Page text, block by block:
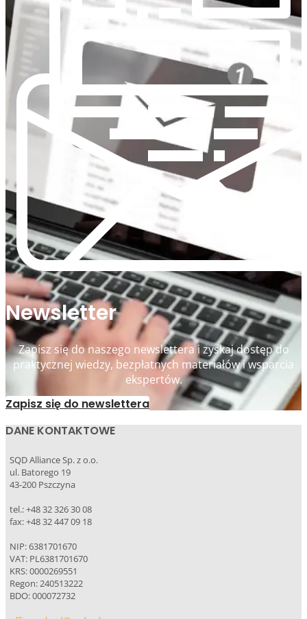
Newsletter
Zapisz się do naszego newslettera i zyskaj dostęp do
praktycznej wiedzy, bezpłatnych materiałów i wsparcia
ekspertów.
Zapisz się do newslettera
DANE KONTAKTOWE
SQD Alliance Sp. z o.o.
ul. Batorego 19
43-200 Pszczyna
tel.: +48 32 326 30 08
fax: +48 32 447 09 18
NIP: 6381701670
VAT: PL6381701670
KRS: 0000269551
Regon: 240513222
BDO: 000072732